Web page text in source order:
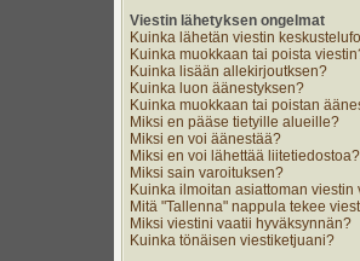
Viestin lähetyksen ongelmat
Kuinka lähetän viestin
Kuinka muokkaan tai poista
Kuinka lisään allekirjoutksen?
Kuinka luon äänestyksen?
Kuinka muokkaan tai poistan
Miksi en pääse tietyille alueille?
Miksi en voi äänestää?
Miksi en voi lähettää liitetiedostoa?
Miksi sain varoituksen?
Kuinka ilmoitan asiattoman viestin
Mitä "Tallenna" nappula tekee
Miksi viestini vaatii hyväksynnän?
Kuinka tönäisen viestiketjuani?